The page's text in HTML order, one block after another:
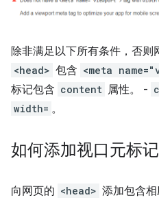
除非满足以下所有条件，否
<head> 包含 <meta
标记包含 content 属性。 -
width= 。
如何添加视口元标记
向网页的 <head> 添加包含